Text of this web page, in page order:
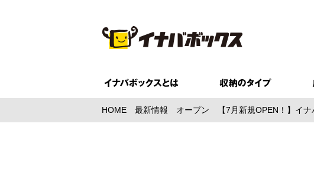
HOME 最新情報 オープン 【7月新規OPEN！】イ